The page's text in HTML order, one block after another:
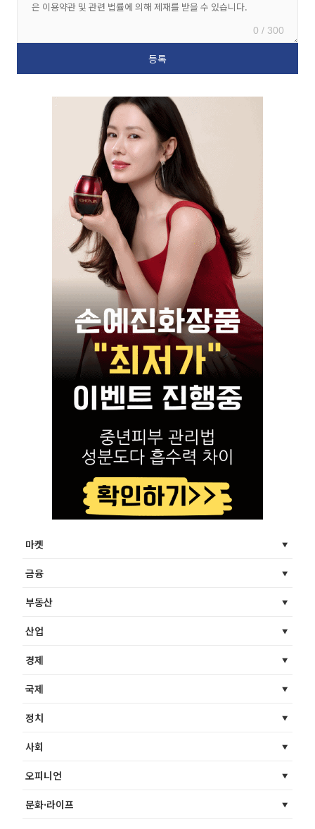
0 / 300
마켓
금융
부동산
산업
경제
국제
정치
사회
오피니언
문화·라이프